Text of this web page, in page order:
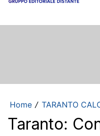
Home / TARANTO
Taranto: